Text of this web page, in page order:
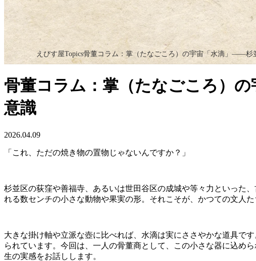
えびす屋Topics骨董コラム：掌（たなごころ）の宇宙「水滴」――杉
骨董コラム：掌（たなごころ）
意識
2026.04.09
「これ、ただの焼き物の置物じゃないんですか？」
杉並区の荻窪や善福寺、あるいは世田谷区の成城や等々力といった
れる数センチの小さな動物や果実の形。それこそが、かつての文人
大きな掛け軸や立派な壺に比べれば、水滴は実にささやかな道具で
られています。今回は、一人の骨董商として、この小さな器に込め
生の実感をお話しします。